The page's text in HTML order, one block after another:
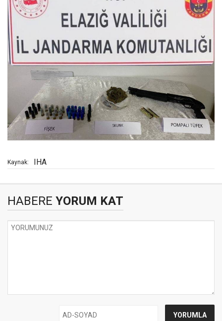
Kaynak: IHA
HABERE YORUM KAT